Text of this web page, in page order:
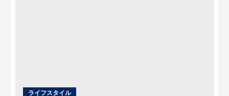
ライフスタイル